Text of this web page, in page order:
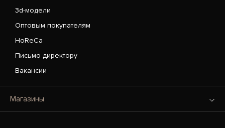
3d-модели
Оптовым покупателям
HoReCa
Письмо директору
Вакансии
Магазины